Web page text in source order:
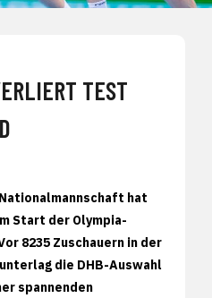
TEST
hat
Start der Olympia-
8235 Zuschauern in der
die DHB-Auswahl
spannenden